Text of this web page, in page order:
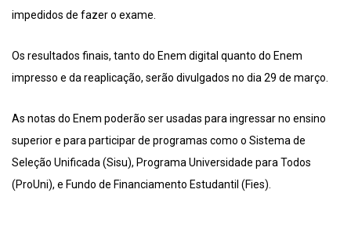
impedidos de fazer o exame.
Os resultados finais, tanto do Enem digital quanto do Enem
impresso e da reaplicação, serão divulgados no dia 29 de março.
As notas do Enem poderão ser usadas para ingressar no ensino
superior e para participar de programas como o Sistema de
Seleção Unificada (Sisu), Programa Universidade para Todos
(ProUni), e Fundo de Financiamento Estudantil (Fies).